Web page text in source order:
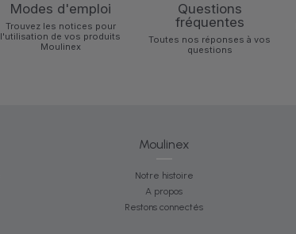
Modes d'emploi
Trouvez les notices pour
l'utilisation de vos produits
Moulinex
Questions
fréquentes
Toutes nos réponses à vos
questions
Moulinex
Notre histoire
A propos
Restons connectés